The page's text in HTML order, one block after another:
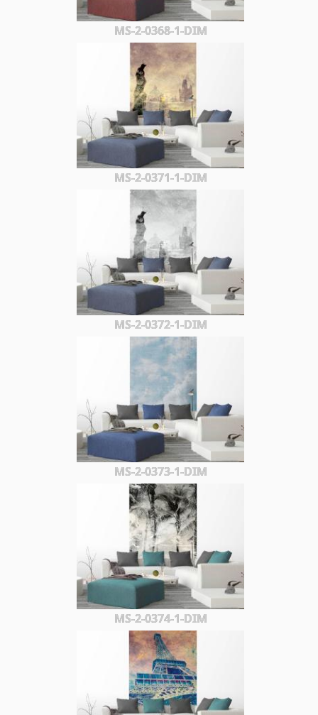
MS-2-0368-1-DIM
MS-2-0371-1-DIM
MS-2-0372-1-DIM
MS-2-0373-1-DIM
MS-2-0374-1-DIM